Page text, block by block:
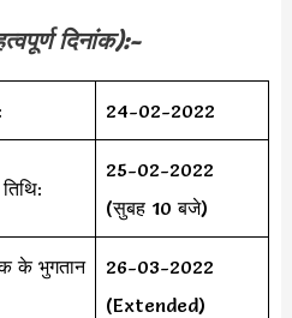
दिनांक):-
24-02-2022
25-02-2022
(सुबह 10 बजे)
के भुगतान
26-03-2022
(Extended)